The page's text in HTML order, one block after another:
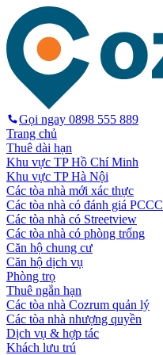
Gọi ngay 0898 555 889
Trang chủ
Thuê dài hạn
Khu vực TP Hồ Chí Minh
Khu vực TP Hà Nội
Các tòa nhà mới xác thực
Các tòa nhà có đánh giá PCCC
Các tòa nhà có Streetview
Các tòa nhà có phòng trống
Căn hộ chung cư
Căn hộ dịch vụ
Phòng trọ
Thuê ngắn hạn
Các tòa nhà Cozrum quản lý
Các tòa nhà nhượng quyền
Dịch vụ & hợp tác
Khách lưu trú